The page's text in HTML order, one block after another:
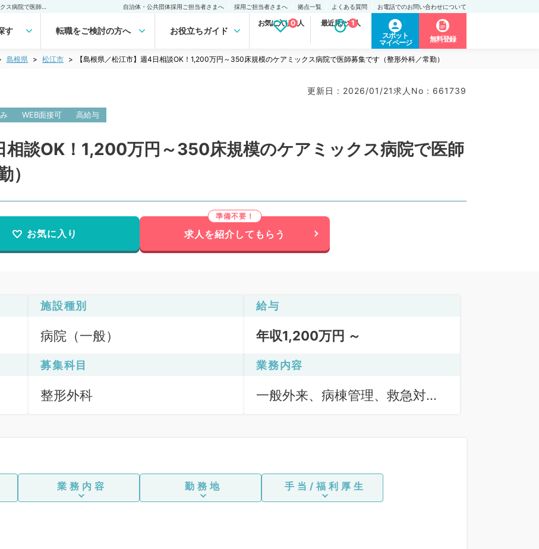
自治体・公共団体採用ご担当者さまへ 採用ご担当者さまへ 拠点一覧 よくある質問 お電話でのお問い合わせについて
す 転職をご検討の方へ お役立ちガイド
お気に入り求人
0 最近見た求人
1
スポット
マイページ
無料登録
島根県 松江市 【島根県／松江市】週4日相談OK！1,200万円～350床規模のケアミックス病院で医師募集です（整形外科／常勤）
更新日 : 2026/01/21求人No : 661739
WEB面接可 高給与
相談OK！1,200万円～350床規模のケアミックス病院で医師
）
お気に入り 求人を紹介してもらう
施設種別
病院（一般）
給与
年収1,200万円 ～
募集科目
整形外科
業務内容
一般外来、病棟管理、救急対
業務内容 勤務地 手当/福利厚生